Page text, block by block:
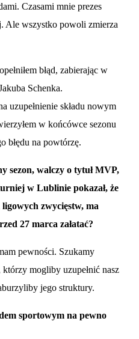
Czasami mnie prezes
Ale wszystko powoli zmierza
błąd, zabierając w
Schenka.
uzupełnienie składu nowym
w końcówce sezonu
błędu na powtórzę.
sezon, walczy o tytuł MVP,
w Lublinie pokazał, że
zwycięstw, ma
27 marca załatać?
pewności. Szukamy
mogliby uzupełnić nasz
jego struktury.
sportowym na pewno